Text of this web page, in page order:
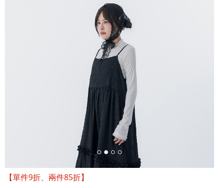
【單件9折、兩件85折】